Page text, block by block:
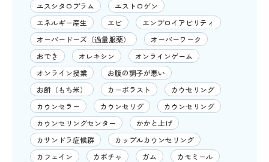
エスシタロプラム
エストロゲン
エネルギー産生
エビ
エンプロイアビリティ
オーバードーズ（過量服薬）
オーバーワーク
おでき
オレキシン
オンラインゲーム
オンライン授業
お腹の調子が悪い
お餅（もち米）
カーボラスト
カウセリング
カウンセラー
カウンセリグ
カウンセリング
カウンセリングセンター
かかと上げ
カサンドラ症候群
カップルカウンセリング
カフェイン
カボチャ ガム
カモミール